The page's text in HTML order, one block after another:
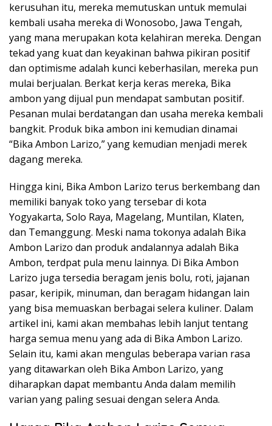
kerusuhan itu, mereka memutuskan untuk memulai
kembali usaha mereka di Wonosobo, Jawa Tengah,
yang mana merupakan kota kelahiran mereka. Dengan
tekad yang kuat dan keyakinan bahwa pikiran positif
dan optimisme adalah kunci keberhasilan, mereka pun
mulai berjualan. Berkat kerja keras mereka, Bika
ambon yang dijual pun mendapat sambutan positif.
Pesanan mulai berdatangan dan usaha mereka kembali
bangkit. Produk bika ambon ini kemudian dinamai
“Bika Ambon Larizo,” yang kemudian menjadi merek
dagang mereka.
Hingga kini, Bika Ambon Larizo terus berkembang dan
memiliki banyak toko yang tersebar di kota
Yogyakarta, Solo Raya, Magelang, Muntilan, Klaten,
dan Temanggung. Meski nama tokonya adalah Bika
Ambon Larizo dan produk andalannya adalah Bika
Ambon, terdpat pula menu lainnya. Di Bika Ambon
Larizo juga tersedia beragam jenis bolu, roti, jajanan
pasar, keripik, minuman, dan beragam hidangan lain
yang bisa memuaskan berbagai selera kuliner. Dalam
artikel ini, kami akan membahas lebih lanjut tentang
harga semua menu yang ada di Bika Ambon Larizo.
Selain itu, kami akan mengulas beberapa varian rasa
yang ditawarkan oleh Bika Ambon Larizo, yang
diharapkan dapat membantu Anda dalam memilih
varian yang paling sesuai dengan selera Anda.